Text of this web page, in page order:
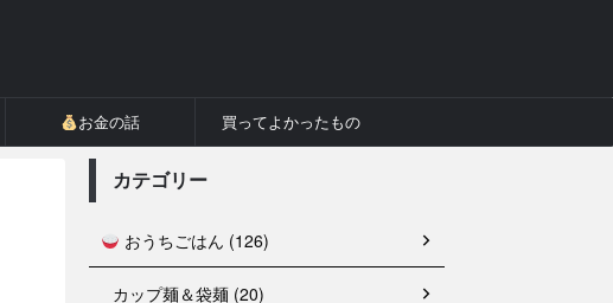
お金の話 買ってよかったもの
カテゴリー
おうちごはん (126)
カップ麺＆袋麺 (20)